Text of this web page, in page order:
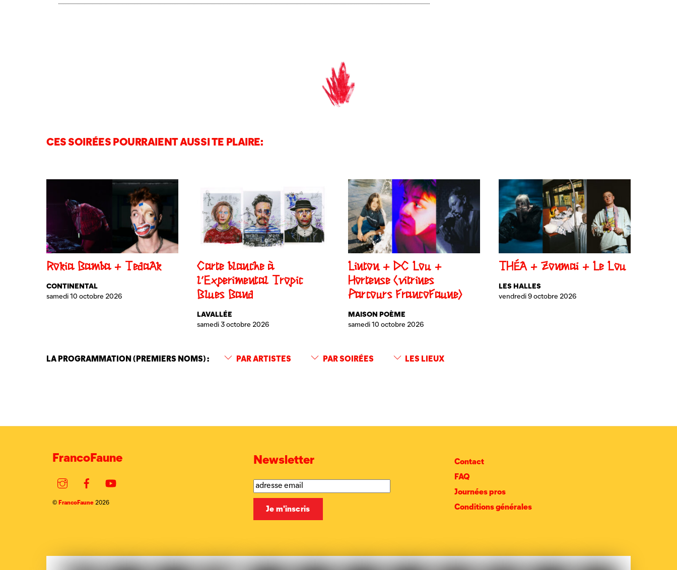
CES SOIRÉES POURRAIENT AUSSI TE PLAIRE:
Rokia Bamba + TedaAk
CONTINENTAL
samedi 10 octobre 2026
Carte blanche à
l’Experimental Tropic
Blues Band
LAVALLÉE
samedi 3 octobre 2026
Linton + DC Lou +
Hortense (vitrines
Parcours FrancoFaune)
MAISON POÈME
samedi 10 octobre 2026
THÉA + Zonmai + Le Lou
LES HALLES
vendredi 9 octobre 2026
LA PROGRAMMATION (PREMIERS NOMS) : PAR ARTISTES PAR SOIRÉES LES LIEUX
FrancoFaune
InstagramFacebook
© FrancoFaune2026
Newsletter
Contact
FAQ
Journées pros
Conditions générales